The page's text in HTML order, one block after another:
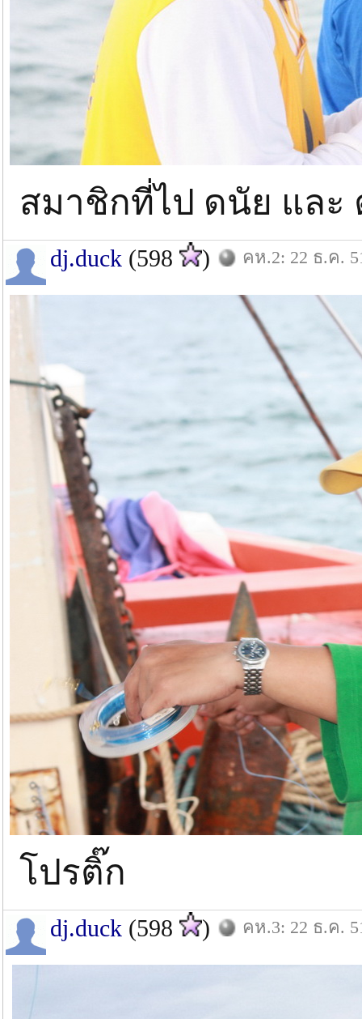
สมาชิกที่ไป ดนัย และ
dj.duck (598 ) คห.2: 22 ธ.ค.
โปรติ๊ก
dj.duck (598 ) คห.3: 22 ธ.ค.